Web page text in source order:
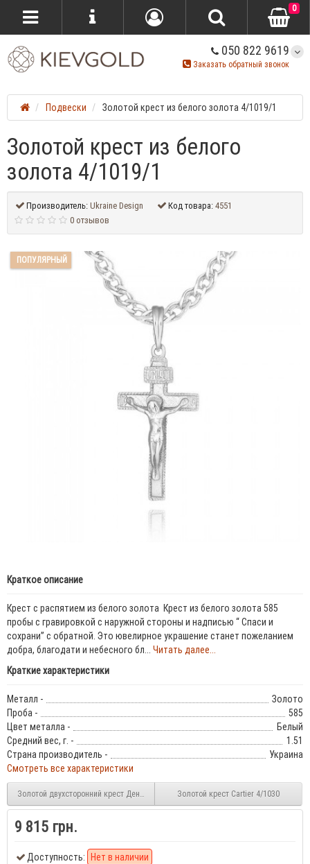
050 822 9619
Заказать обратный звонок
0
Подвески Золотой крест из белого золота 4/1019/1
Золотой крест из белого
золота 4/1019/1
Производитель:Ukraine Design Код товара:4551
0 отзывов
ПОПУЛЯРНЫЙ
Краткое описание
Крест с распятием из белого золота Крест из белого золота 585
пробы с гравировкой с наружной стороны и надписью “ Спаси и
сохрани” с обратной. Это ювелирное украшение станет пожеланием
добра, благодати и небесного бл... Читать далее...
Краткие характеристики
Металл -
Золото
Проба -
585
Цвет металла -
Белый
Средний вес, г. -
1.51
Страна производитель -
Украина
Смотреть все характеристики
Золотой двухсторонний крест День и ночь 3/1032Золотой крест Сartier 4/1030
9 815 грн.
Доступность: Нет в наличии